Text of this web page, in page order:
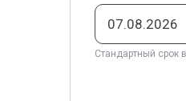
Стандартный срок